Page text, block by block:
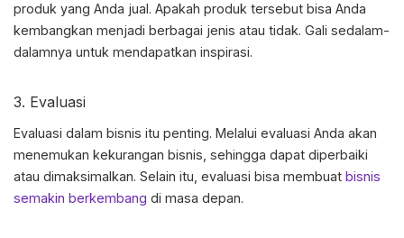
produk yang Anda jual. Apakah produk tersebut bisa Anda
kembangkan menjadi berbagai jenis atau tidak. Gali sedalam-
dalamnya untuk mendapatkan inspirasi.
3. Evaluasi
Evaluasi dalam bisnis itu penting. Melalui evaluasi Anda akan
menemukan kekurangan bisnis, sehingga dapat diperbaiki
atau dimaksimalkan. Selain itu, evaluasi bisa membuat bisnis
semakin berkembang di masa depan.